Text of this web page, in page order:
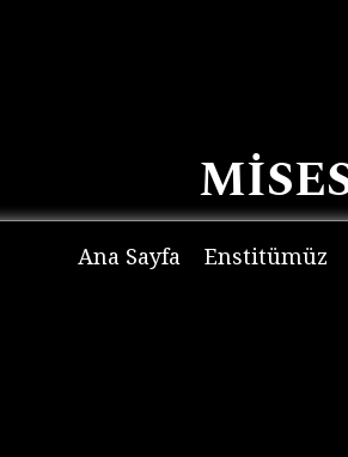
Ana Sayfa Enstitümüz